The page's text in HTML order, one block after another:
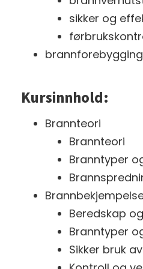
sikker og
brannforebygging
Kursinnhold:
Brannteori
Brannteori
Branntyper
Beredskap
Branntyper
Sikker bruk